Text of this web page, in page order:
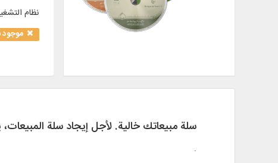
نظام
سلة مبيعاتك خالية. لأجل إيجاد سلة
.